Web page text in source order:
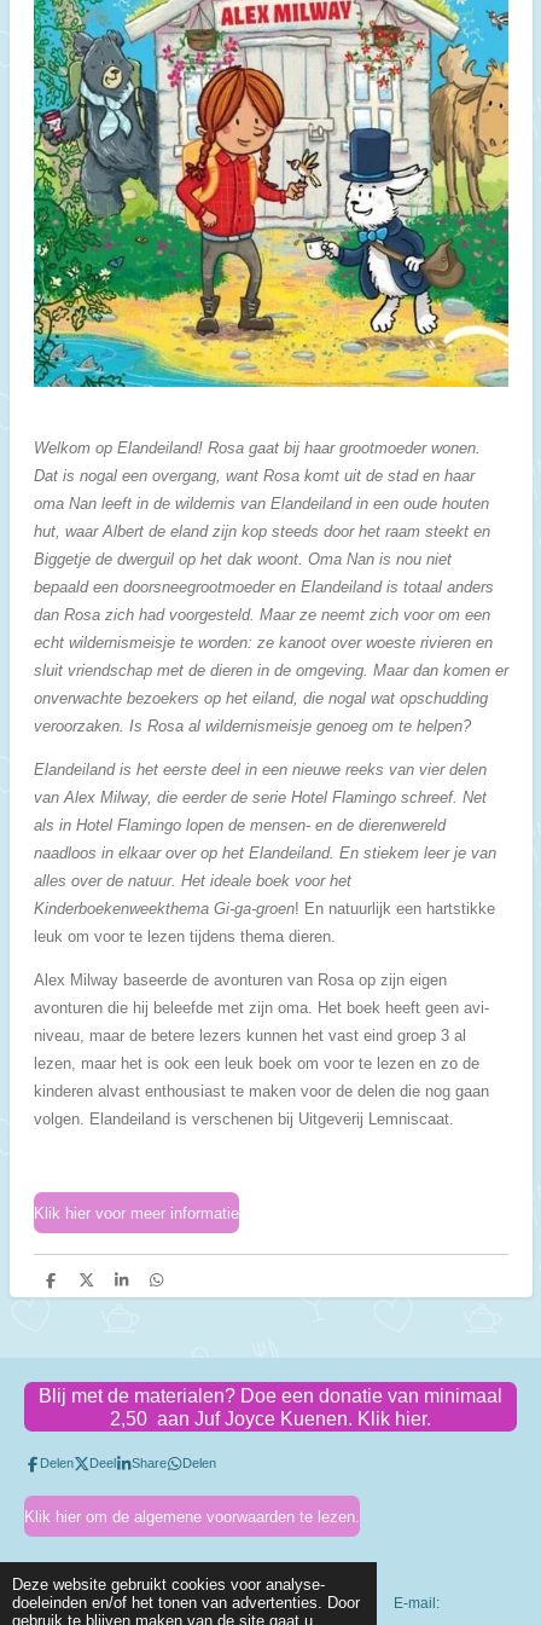
Deze website gebruikt cookies voor analyse-
doeleinden en/of het tonen van advertenties. Door
gebruik te blijven maken van de site gaat u
Welkom op Elandeiland! Rosa gaat bij haar grootmoeder wonen.
Dat is nogal een overgang, want Rosa komt uit de stad en haar
oma Nan leeft in de wildernis van Elandeiland in een oude houten
hut, waar Albert de eland zijn kop steeds door het raam steekt en
Biggetje de dwerguil op het dak woont. Oma Nan is nou niet
bepaald een doorsneegrootmoeder en Elandeiland is totaal anders
dan Rosa zich had voorgesteld. Maar ze neemt zich voor om een
echt wildernismeisje te worden: ze kanoot over woeste rivieren en
sluit vriendschap met de dieren in de omgeving. Maar dan komen er
onverwachte bezoekers op het eiland, die nogal wat opschudding
veroorzaken. Is Rosa al wildernismeisje genoeg om te helpen?
Elandeiland is het eerste deel in een nieuwe reeks van vier delen
van Alex Milway, die eerder de serie Hotel Flamingo schreef. Net
als in Hotel Flamingo lopen de mensen- en de dierenwereld
naadloos in elkaar over op het Elandeiland. En stiekem leer je van
alles over de natuur. Het ideale boek voor het
Kinderboekenweekthema Gi-ga-groen! En natuurlijk een hartstikke
leuk om voor te lezen tijdens thema dieren.
Alex Milway baseerde de avonturen van Rosa op zijn eigen
avonturen die hij beleefde met zijn oma. Het boek heeft geen avi-
niveau, maar de betere lezers kunnen het vast eind groep 3 al
lezen, maar het is ook een leuk boek om voor te lezen en zo de
kinderen alvast enthousiast te maken voor de delen die nog gaan
volgen. Elandeiland is verschenen bij Uitgeverij Lemniscaat.
Klik hier voor meer informatie
D
e
D
e
S
h
D
e
Blij met de materialen? Doe een donatie van minimaal
2,50 aan Juf Joyce Kuenen. Klik hier.
Delen Deel Share Delen
Klik hier om de algemene voorwaarden te lezen.
KVK-nummer: 83318410 Btw-id: NL003803318B56 E-mail: